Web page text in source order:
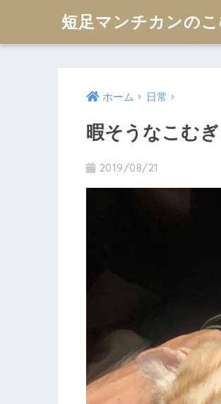
短足マンチカンの
ホーム 日常
暇そうなこむ
2019/08/21